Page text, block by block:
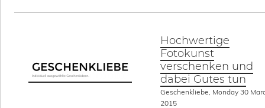
Hochwertige
Fotokunst
verschenken und
dabei Gutes tun
Geschenkliebe, Monday 30
2015